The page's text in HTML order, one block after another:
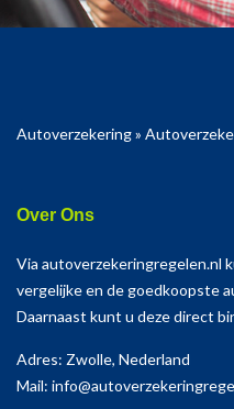
Autoverzekering»
Over Ons
Via autoverzekeringregelen.nl
vergelijke en de goedkoopste
Daarnaast kunt u deze direct
Adres: Zwolle, Nederland
Mail: